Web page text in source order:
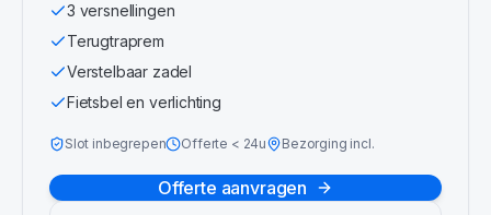
3 versnellingen
Terugtraprem
Verstelbaar zadel
Fietsbel en verlichting
Slot inbegrepen Offerte < 24u Bezorging incl.
Offerte aanvragen